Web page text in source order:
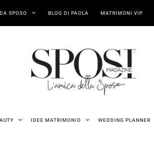
SPOSO BLOG DI PAOLA MATRIMONI VIP
IDEE MATRIMONIO WEDDING PLANNER